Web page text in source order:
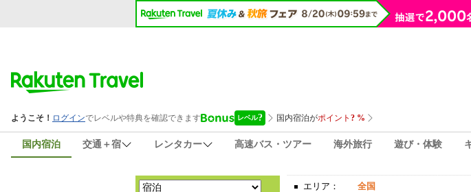
国内宿泊 交通＋宿 レンタカー 高速バス・ツアー 海外旅行 遊び・体験
エリア：
全国